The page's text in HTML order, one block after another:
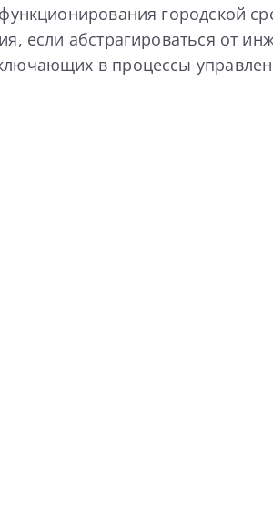
городской
если абстрагироваться от
в процессы